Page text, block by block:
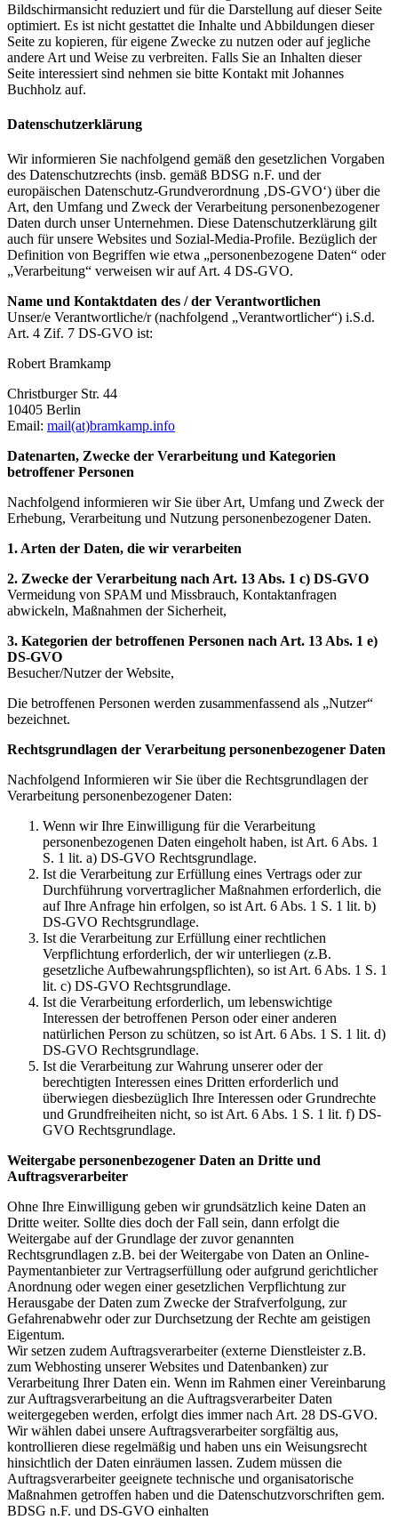
Bildschirmansicht reduziert und für die Darstellung auf dieser Seite
optimiert. Es ist nicht gestattet die Inhalte und Abbildungen dieser
Seite zu kopieren, für eigene Zwecke zu nutzen oder auf jegliche
andere Art und Weise zu verbreiten. Falls Sie an Inhalten dieser
Seite interessiert sind nehmen sie bitte Kontakt mit Johannes
Buchholz auf.
Datenschutzerklärung
Wir informieren Sie nachfolgend gemäß den gesetzlichen Vorgaben
des Datenschutzrechts (insb. gemäß BDSG n.F. und der
europäischen Datenschutz-Grundverordnung ‚DS-GVO‘) über die
Art, den Umfang und Zweck der Verarbeitung personenbezogener
Daten durch unser Unternehmen. Diese Datenschutzerklärung gilt
auch für unsere Websites und Sozial-Media-Profile. Bezüglich der
Definition von Begriffen wie etwa „personenbezogene Daten“ oder
„Verarbeitung“ verweisen wir auf Art. 4 DS-GVO.
Name und Kontaktdaten des / der Verantwortlichen
Unser/e Verantwortliche/r (nachfolgend „Verantwortlicher“) i.S.d.
Art. 4 Zif. 7 DS-GVO ist:
Robert Bramkamp
Christburger Str. 44
10405 Berlin
Email: mail(at)bramkamp.info
Datenarten, Zwecke der Verarbeitung und Kategorien
betroffener Personen
Nachfolgend informieren wir Sie über Art, Umfang und Zweck der
Erhebung, Verarbeitung und Nutzung personenbezogener Daten.
1. Arten der Daten, die wir verarbeiten
2. Zwecke der Verarbeitung nach Art. 13 Abs. 1 c) DS-GVO
Vermeidung von SPAM und Missbrauch, Kontaktanfragen
abwickeln, Maßnahmen der Sicherheit,
3. Kategorien der betroffenen Personen nach Art. 13 Abs. 1 e)
DS-GVO
Besucher/Nutzer der Website,
Die betroffenen Personen werden zusammenfassend als „Nutzer“
bezeichnet.
Rechtsgrundlagen der Verarbeitung personenbezogener Daten
Nachfolgend Informieren wir Sie über die Rechtsgrundlagen der
Verarbeitung personenbezogener Daten:
Wenn wir Ihre Einwilligung für die Verarbeitung
personenbezogenen Daten eingeholt haben, ist Art. 6 Abs. 1
S. 1 lit. a) DS-GVO Rechtsgrundlage.
Ist die Verarbeitung zur Erfüllung eines Vertrags oder zur
Durchführung vorvertraglicher Maßnahmen erforderlich, die
auf Ihre Anfrage hin erfolgen, so ist Art. 6 Abs. 1 S. 1 lit. b)
DS-GVO Rechtsgrundlage.
Ist die Verarbeitung zur Erfüllung einer rechtlichen
Verpflichtung erforderlich, der wir unterliegen (z.B.
gesetzliche Aufbewahrungspflichten), so ist Art. 6 Abs. 1 S. 1
lit. c) DS-GVO Rechtsgrundlage.
Ist die Verarbeitung erforderlich, um lebenswichtige
Interessen der betroffenen Person oder einer anderen
natürlichen Person zu schützen, so ist Art. 6 Abs. 1 S. 1 lit. d)
DS-GVO Rechtsgrundlage.
Ist die Verarbeitung zur Wahrung unserer oder der
berechtigten Interessen eines Dritten erforderlich und
überwiegen diesbezüglich Ihre Interessen oder Grundrechte
und Grundfreiheiten nicht, so ist Art. 6 Abs. 1 S. 1 lit. f) DS-
GVO Rechtsgrundlage.
Weitergabe personenbezogener Daten an Dritte und
Auftragsverarbeiter
Ohne Ihre Einwilligung geben wir grundsätzlich keine Daten an
Dritte weiter. Sollte dies doch der Fall sein, dann erfolgt die
Weitergabe auf der Grundlage der zuvor genannten
Rechtsgrundlagen z.B. bei der Weitergabe von Daten an Online-
Paymentanbieter zur Vertragserfüllung oder aufgrund gerichtlicher
Anordnung oder wegen einer gesetzlichen Verpflichtung zur
Herausgabe der Daten zum Zwecke der Strafverfolgung, zur
Gefahrenabwehr oder zur Durchsetzung der Rechte am geistigen
Eigentum.
Wir setzen zudem Auftragsverarbeiter (externe Dienstleister z.B.
zum Webhosting unserer Websites und Datenbanken) zur
Verarbeitung Ihrer Daten ein. Wenn im Rahmen einer Vereinbarung
zur Auftragsverarbeitung an die Auftragsverarbeiter Daten
weitergegeben werden, erfolgt dies immer nach Art. 28 DS-GVO.
Wir wählen dabei unsere Auftragsverarbeiter sorgfältig aus,
kontrollieren diese regelmäßig und haben uns ein Weisungsrecht
hinsichtlich der Daten einräumen lassen. Zudem müssen die
Auftragsverarbeiter geeignete technische und organisatorische
Maßnahmen getroffen haben und die Datenschutzvorschriften gem.
BDSG n.F. und DS-GVO einhalten